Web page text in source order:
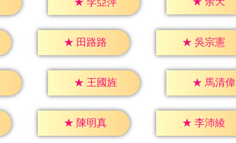
★ 田路路 ★ 吳宗憲
★ 王國旌 ★ 馬清偉
★ 陳明真 ★ 李沛綾